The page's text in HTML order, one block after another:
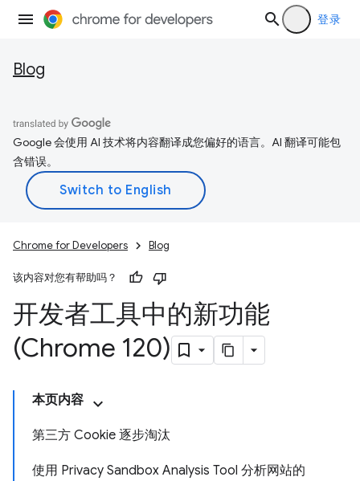
登录
Blog
Google 会使用 AI 技术将内容翻译成您偏好的语言。AI 翻译可能包
含错误。
Chrome for Developers Blog
该内容对您有帮助吗？
开发者工具中的新功能
(Chrome 120)
本页内容
第三方 Cookie 逐步淘汰
使用 Privacy Sandbox Analysis Tool 分析网站的